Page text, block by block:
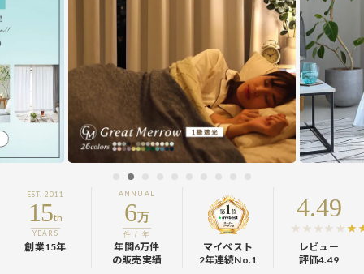
EST. 2011
15th
YEARS
創業15年
ANNUAL
6万
件 / 年
年間6万件
の販売実績
マイベスト
2年連続No.1
4.49
レビュー
評価4.49